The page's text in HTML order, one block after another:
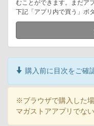
むことができます。まだア
下記「アプリ内で買う」ボ
購入前に目次をご確
※ブラウザで購入した
マガストアアプリでな